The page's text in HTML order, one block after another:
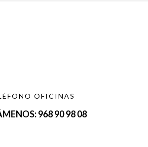
OFICINAS
968 90 98 08